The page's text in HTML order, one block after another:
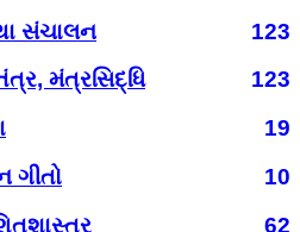
સંચાલન
123
મંત્રસિદ્ધિ
123
19
ગીતો
10
62